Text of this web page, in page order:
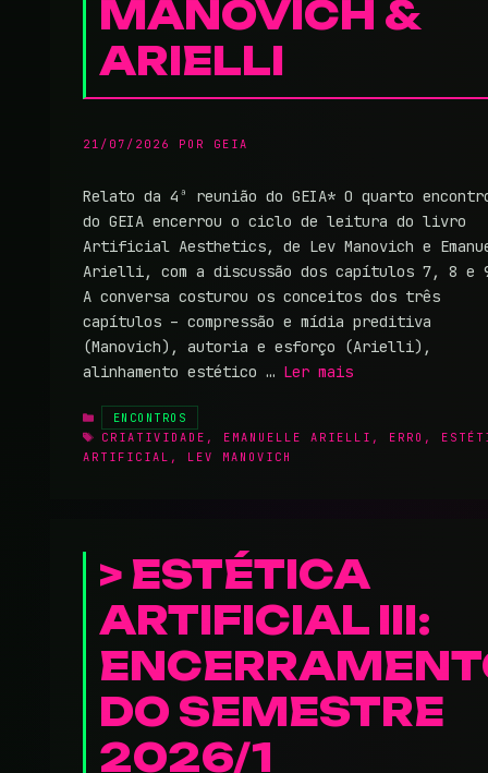
MANOVICH &
ARIELLI
21/07/2026 POR GEIA
Relato da 4ª reunião do GEIA* O quarto
do GEIA encerrou o ciclo de leitura do livro
Artificial Aesthetics, de Lev Manovich e
Arielli, com a discussão dos capítulos 7, 8 e
A conversa costurou os conceitos dos três
capítulos – compressão e mídia preditiva
(Manovich), autoria e esforço (Arielli),
alinhamento estético … Ler mais
CATEGORIAS
ENCONTROS
TAGS
CRIATIVIDADE , EMANUELLE ARIELLI , ERRO ,
ARTIFICIAL , LEV MANOVICH
ESTÉTICA
ARTIFICIAL III:
DO SEMESTRE
2026/1